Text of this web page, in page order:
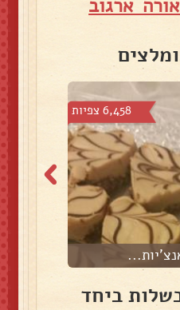
ארגוב
6,458 צפיות
ביחד